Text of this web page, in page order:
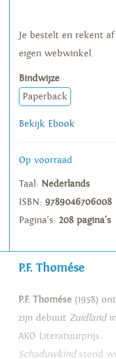
Je bestelt en rekent
eigen webwinkel.
Bindwijze
Paperback
Bekijk Ebook
Op voorraad
Taal: Nederlands
ISBN: 9789046706008
Pagina's: 208 pagina's
P.F. Thomése
P.F. Thomése (1958)
zijn debuut Zuidlandin
AKO Literatuurprijs.
Schaduwkindstond